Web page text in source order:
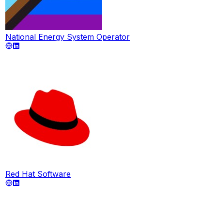
National Energy System Operator
Red Hat Software